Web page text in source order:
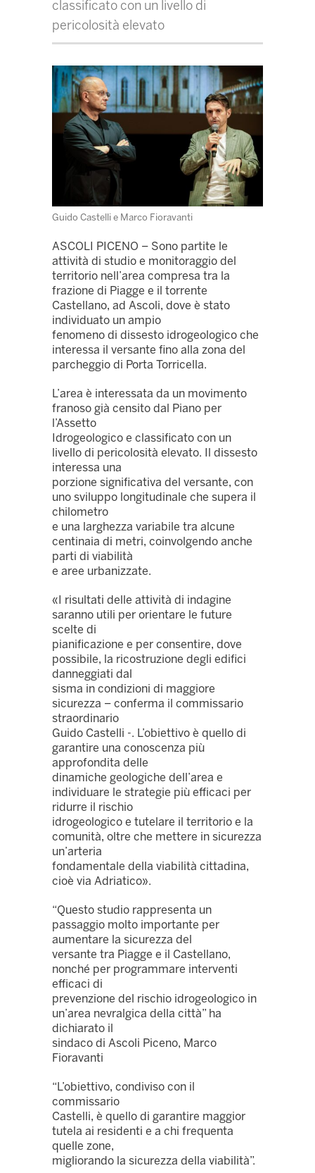
classificato con un livello di
pericolosità elevato
Guido Castelli e Marco Fioravanti
ASCOLI PICENO – Sono partite le
attività di studio e monitoraggio del
territorio nell’area compresa tra la
frazione di Piagge e il torrente
Castellano, ad Ascoli, dove è stato
individuato un ampio
fenomeno di dissesto idrogeologico che
interessa il versante fino alla zona del
parcheggio di Porta Torricella.
L’area è interessata da un movimento
franoso già censito dal Piano per
l’Assetto
Idrogeologico e classificato con un
livello di pericolosità elevato. Il dissesto
interessa una
porzione significativa del versante, con
uno sviluppo longitudinale che supera il
chilometro
e una larghezza variabile tra alcune
centinaia di metri, coinvolgendo anche
parti di viabilità
e aree urbanizzate.
«I risultati delle attività di indagine
saranno utili per orientare le future
scelte di
pianificazione e per consentire, dove
possibile, la ricostruzione degli edifici
danneggiati dal
sisma in condizioni di maggiore
sicurezza – conferma il commissario
straordinario
Guido Castelli -. L’obiettivo è quello di
garantire una conoscenza più
approfondita delle
dinamiche geologiche dell’area e
individuare le strategie più efficaci per
ridurre il rischio
idrogeologico e tutelare il territorio e la
comunità, oltre che mettere in sicurezza
un’arteria
fondamentale della viabilità cittadina,
cioè via Adriatico».
“Questo studio rappresenta un
passaggio molto importante per
aumentare la sicurezza del
versante tra Piagge e il Castellano,
nonché per programmare interventi
efficaci di
prevenzione del rischio idrogeologico in
un’area nevralgica della città” ha
dichiarato il
sindaco di Ascoli Piceno, Marco
Fioravanti
“L’obiettivo, condiviso con il
commissario
Castelli, è quello di garantire maggior
tutela ai residenti e a chi frequenta
quelle zone,
migliorando la sicurezza della viabilità”.